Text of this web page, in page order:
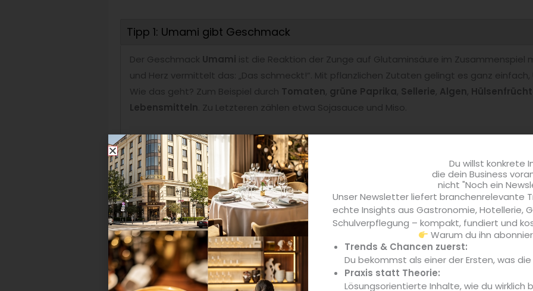
Tipp 1: Umami gibt Geschmack
Der Geschmack Umami ist die Reaktion der Zunge auf Glutaminsäure im Zusammenspiel
und Herz vermittelt das: „Das schmeckt!“. Mit pflanzlichen Zutaten gelingt es ganz einfach,
Wie das geht? Zum Beispiel durch Tomaten, grüne Paprika, Sellerie, Algen,
Lebensmitteln . Zu Letzteren zählen etwa Sojasauce und Miso.
Tipp 2: Kraft der Farben nutzen
Bunte Farbenbesitzen Superkräfte: Sie beeinflussen Augen, Geschmack und Sättigung.
täuschen Energiedichte vor,Brauntöne
dagegen einen hohen Anteil der Baustoff-
diesen Farben senden Gerichtereizvolle Impulse. Das überlistet das Gehirn, denn die
Der Gast ist schneller satt.
Du willst konkrete
die dein Business
nicht "Noch ein
Unser Newsletter liefert branchenrelevante
echte Insights aus Gastronomie, Hotellerie,
Schulverpflegung – kompakt, fundiert und
Warum du ihn
Trends & Chancen zuerst:
Du bekommst als einer der Ersten, was
Praxis statt Theorie:
Lösungsorientierte Inhalte, wie du wirklich